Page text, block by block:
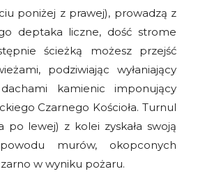
poniżej z prawej), prowadzą z
deptaka liczne, dość strome
ścieżką możesz przejść
podziwiając wyłaniający
kamienic imponujący
Czarnego Kościoła. Turnul
po lewej) z kolei zyskała swoją
murów, okopconych
w wyniku pożaru.